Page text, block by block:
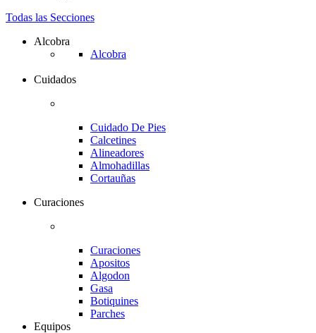
Todas las Secciones
Alcobra
Alcobra
Cuidados
Cuidado De Pies
Calcetines
Alineadores
Almohadillas
Cortauñas
Curaciones
Curaciones
Apositos
Algodon
Gasa
Botiquines
Parches
Equipos